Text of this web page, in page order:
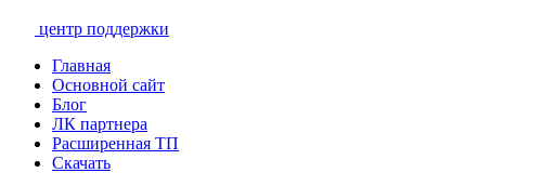
центр поддержки
Главная
Основной сайт
Блог
ЛК партнера
Расширенная ТП
Скачать